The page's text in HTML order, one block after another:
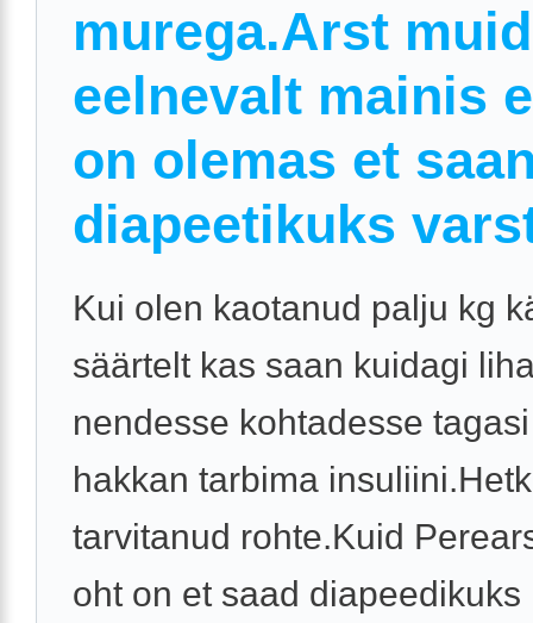
murega.Arst
eelnevalt mainis
on olemas et
diapeetikuks
Kui olen kaotanud palju kg
säärtelt kas saan kuidagi
nendesse kohtadesse
hakkan tarbima
tarvitanud rohte.Kuid
oht on et saad diapeedikuks